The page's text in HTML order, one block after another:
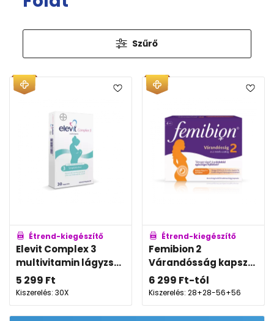
Szűrő
Étrend-kiegészítő
Elevit Complex 3
multivitamin lágyzs...
5 299 Ft
Kiszerelés: 30X
Étrend-kiegészítő
Femibion 2
Várandósság kapsz...
6 299 Ft-tól
Kiszerelés: 28+28-56+56